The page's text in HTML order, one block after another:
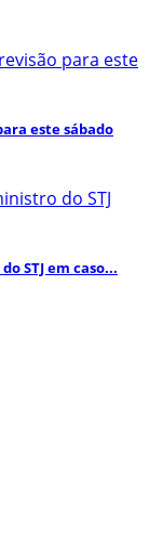
este sábado
STJ em caso...